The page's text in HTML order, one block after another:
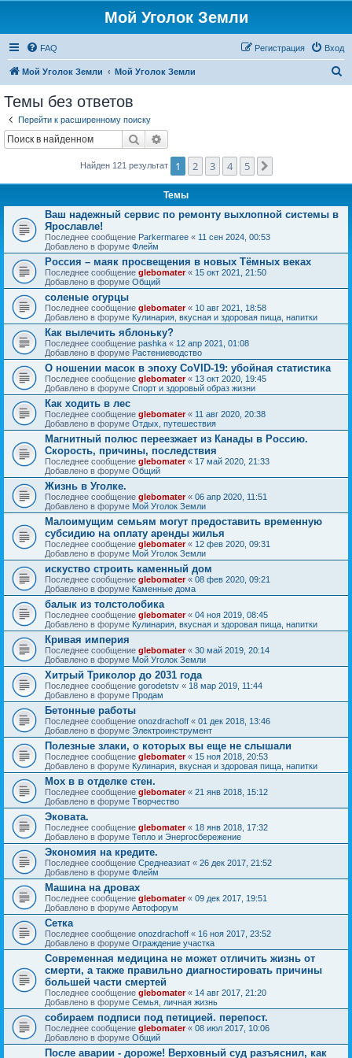
Мой Уголок Земли
FAQ Вход
Регистрация
Мой Уголок Земли Мой Уголок Земли
Темы без ответов
Перейти к расширенному поиску
Поиск
Найден 121 результат 1 2 3 4 5
Темы
Ваш надежный сервис по ремонту выхлопной системы в
Ярославле!
Последнее сообщение Parkermaree « 11 сен 2024, 00:53
Добавлено в форуме Флейм
Россия – маяк просвещения в новых Тёмных веках
Последнее сообщение glebomater« 15 окт 2021, 21:50
Добавлено в форуме Общий
соленые огурцы
Последнее сообщение glebomater« 10 авг 2021, 18:58
Добавлено в форуме Кулинария, вкусная и здоровая пища, напитки
Как вылечить яблоньку?
Последнее сообщение pashka « 12 апр 2021, 01:08
Добавлено в форуме Растениеводство
О ношении масок в эпоху CoVID-19: убойная статистика
Последнее сообщение glebomater« 13 окт 2020, 19:45
Добавлено в форуме Спорт и здоровый образ жизни
Как ходить в лес
Последнее сообщение glebomater« 11 авг 2020, 20:38
Добавлено в форуме Отдых, путешествия
Магнитный полюс переезжает из Канады в Россию.
Скорость, причины, последствия
Последнее сообщение glebomater« 17 май 2020, 21:33
Добавлено в форуме Общий
Жизнь в Уголке.
Последнее сообщение glebomater« 06 апр 2020, 11:51
Добавлено в форуме Мой Уголок Земли
Малоимущим семьям могут предоставить временную
субсидию на оплату аренды жилья
Последнее сообщение glebomater« 12 фев 2020, 09:31
Добавлено в форуме Мой Уголок Земли
искуство строить каменный дом
Последнее сообщение glebomater« 08 фев 2020, 09:21
Добавлено в форуме Каменные дома
балык из толстолобика
Последнее сообщение glebomater« 04 ноя 2019, 08:45
Добавлено в форуме Кулинария, вкусная и здоровая пища, напитки
Кривая империя
Последнее сообщение glebomater« 30 май 2019, 20:14
Добавлено в форуме Мой Уголок Земли
Хитрый Триколор до 2031 года
Последнее сообщение gorodetstv « 18 мар 2019, 11:44
Добавлено в форуме Продам
Бетонные работы
Последнее сообщение onozdrachoff « 01 дек 2018, 13:46
Добавлено в форуме Электроинструмент
Полезные злаки, о которых вы еще не слышали
Последнее сообщение glebomater« 15 ноя 2018, 20:53
Добавлено в форуме Кулинария, вкусная и здоровая пища, напитки
Мох в в отделке стен.
Последнее сообщение glebomater« 21 янв 2018, 15:12
Добавлено в форуме Творчество
Эковата.
Последнее сообщение glebomater« 18 янв 2018, 17:32
Добавлено в форуме Тепло и Энергосбережение
Экономия на кредите.
Последнее сообщение Среднеазиат « 26 дек 2017, 21:52
Добавлено в форуме Флейм
Машина на дровах
Последнее сообщение glebomater« 09 дек 2017, 19:51
Добавлено в форуме Автофорум
Сетка
Последнее сообщение onozdrachoff « 16 ноя 2017, 23:52
Добавлено в форуме Ограждение участка
Современная медицина не может отличить жизнь от
смерти, а также правильно диагностировать причины
большей части смертей
Последнее сообщение glebomater« 14 авг 2017, 21:20
Добавлено в форуме Семья, личная жизнь
собираем подписи под петицией. перепост.
Последнее сообщение glebomater« 08 июл 2017, 10:06
Добавлено в форуме Общий
После аварии - дороже! Верховный суд разъяснил, как